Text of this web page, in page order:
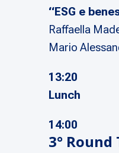
“ESG e
Raffaella
Mario
13:20
Lunch
14:00
3°